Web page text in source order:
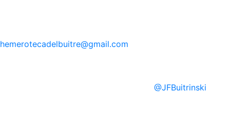
hemerotecadelbuitre@gmail.com
@JFBuitrinski